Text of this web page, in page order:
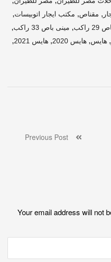
, مقناص, مكتب ايجار اتوبيسات,
راكب , مينى باص 33 راكب ,
, هايس, هايس 2020 , هايس 2021 ,
Your email address will not